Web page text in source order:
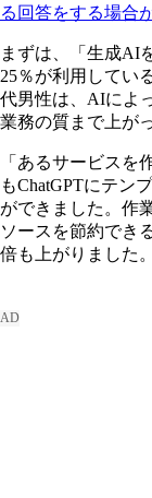
る回答をする場合
まずは、「生成AI
25％が利用してい
代男性は、AIによ
業務の質まで上が
「あるサービスを
もChatGPTにテン
ができました。作
ソースを節約でき
倍も上がりました。